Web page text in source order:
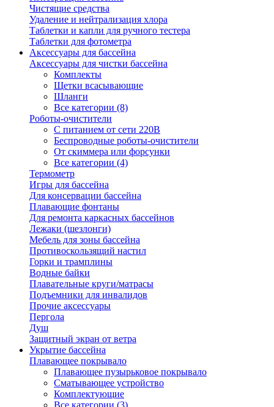
Чистящие средства
Удаление и нейтрализация хлора
Таблетки и капли для ручного тестера
Таблетки для фотометра
Аксессуары для бассейна
Аксессуары для чистки бассейна
Комплекты
Щетки всасывающие
Шланги
Все категории (8)
Роботы-очистители
С питанием от сети 220В
Беспроводные роботы-очистители
От скиммера или форсунки
Все категории (4)
Термометр
Игры для бассейна
Для консервации бассейна
Плавающие фонтаны
Для ремонта каркасных бассейнов
Лежаки (шезлонги)
Мебель для зоны бассейна
Противоскользящий настил
Горки и трамплины
Водные байки
Плавательные круги/матрасы
Подъемники для инвалидов
Прочие аксессуары
Пергола
Душ
Защитный экран от ветра
Укрытие бассейна
Плавающее покрывало
Плавающее пузырьковое покрывало
Сматывающее устройство
Комплектующие
Все категории (3)